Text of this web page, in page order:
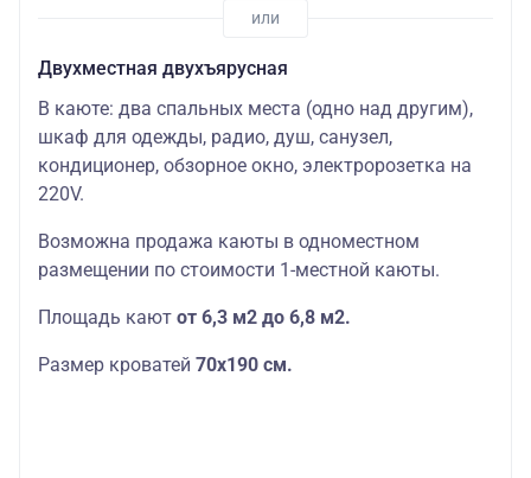
Двухместная двухъярусная
В каюте: два спальных места (одно над другим),
шкаф для одежды, радио, душ, санузел,
кондиционер, обзорное окно, электророзетка на
220V.
Возможна продажа каюты в одноместном
размещении по стоимости 1-местной каюты.
Площадь кают от 6,3 м2 до 6,8 м2.
Размер кроватей 70х190 см.